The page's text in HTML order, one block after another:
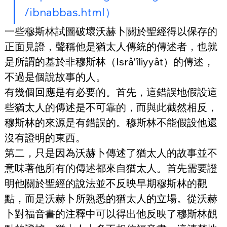
/ibnabbas.html）
一些穆斯林試圖破壞沃赫卜關於聖經得以保存的
正面見證，聲稱他是猶太人傳統的傳述者，也就
是所謂的基於非穆斯林（Isrâ'îliyyât）的傳述，
不過是個說故事的人。
有幾個回應是有必要的。首先，這錯誤地假設這
些猶太人的傳述是不可靠的，而與此截然相反，
穆斯林的來源是有錯誤的。穆斯林不能假設他還
沒有證明的東西。
第二，只是因為沃赫卜傳述了猶太人的故事並不
意味著他所有的傳述都來自猶太人。首先需要證
明他關於聖經的說法並不反映早期穆斯林的觀
點，而是沃赫卜所熟悉的猶太人的立場。從沃赫
卜對福音書的注釋中可以得出他反映了穆斯林觀